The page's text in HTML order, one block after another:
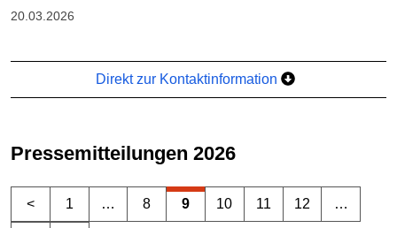
20.03.2026
Direkt zur Kontaktinformation
Pressemitteilungen 2026
< 1 … 8 9 10 11 12 …